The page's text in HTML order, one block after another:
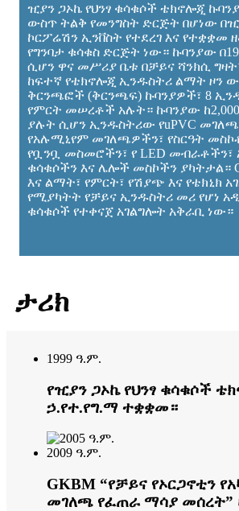
ዢያን ጋኦኬ የህንፃ ቁሳቁሶች ቴክኖሎጂ
ውስጥ ትልቅ የመንግስት ድርጅት በሆነው
ኮርፖሬሽን ኢንቨስት የተደረገ እና የተቋቋመ
የግንባታ ቁሳቁስ ድርጅት ነው። ኩባንያው
ሲሆን ዋና መሥሪያ ቤቱ በቻይና ሻንክሲ
ከፍተኛ የቴክኖሎጂ ኢንዱስትሪ ልማት ዞን
ቅርንጫፎች (ቅርንጫፍ) ኩባንያዎች፣ 8
የምርት መሠረቶች አሉት። ኩባንያው
ያሉት ሲሆን ኢንዱስትሪው የuPVC
የአሉሚኒየም መገለጫዎችን፣ የስርዓት
የቧንቧ መስመሮችን፣ የ LED መብራቶችን፣
ቁሳቁሶችን እና ሌሎች መስኮችን ያካትታል።
እና ልማት፣ የምርት፣ የሽያጭ እና የቴክኒክ
የሚያካትት የቻይና ኢንዱስትሪ መሪ የሆነ
ቁሳቁሶች የተቀናጀ አገልግሎት አቅራቢ ነው።
ታሪክ
1999 ዓ.ም.
የዢያን ጋኦኬ የህንፃ ቁሳቁሶች
ኃ.የተ.የግ.ማ ተቋቋመ።
2009 ዓ.ም.
GKBM “የቻይና የኦርጋኖቲን
መገለጫ የፈጠራ ማሳያ መሰረት”